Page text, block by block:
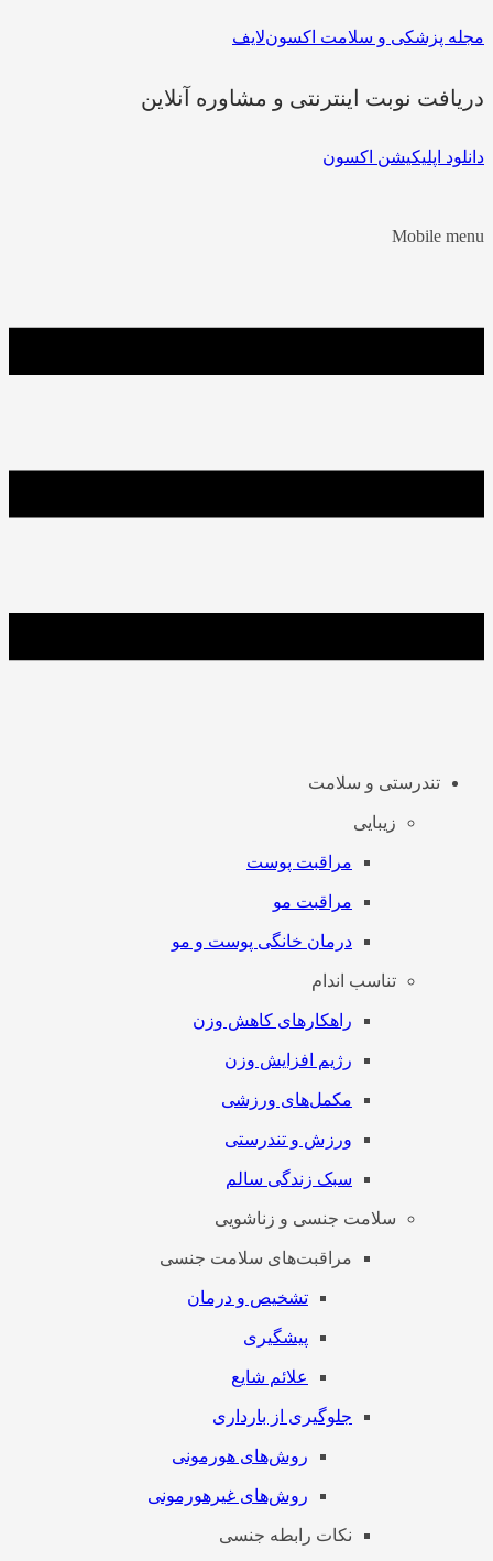
مجله پزشکی و سلامت اکسون‌لایف
دریافت نوبت اینترنتی و مشاوره آنلاین
دانلود اپلیکیشن اکسون
Mobile menu
تندرستی و سلامت
زیبایی
مراقبت پوست
مراقبت مو
درمان خانگی پوست و مو
تناسب اندام
راهکارهای کاهش وزن
رژیم افزایش وزن
مکمل‌های ورزشی
ورزش و تندرستی
سبک زندگی سالم
سلامت جنسی و زناشویی
مراقبت‌های سلامت جنسی
تشخیص و درمان
پیشگیری
علائم شایع
جلوگیری از بارداری
روش‌های هورمونی
روش‌های غیرهورمونی
نکات رابطه جنسی